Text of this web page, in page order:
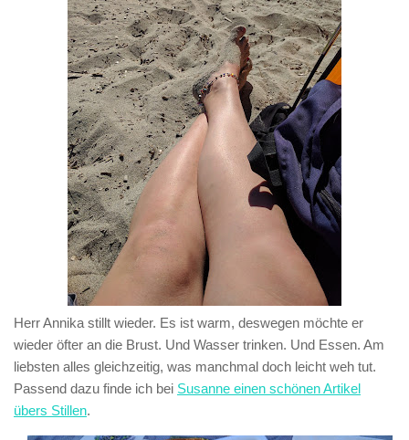
Herr Annika stillt wieder. Es ist warm, deswegen möchte er
wieder öfter an die Brust. Und Wasser trinken. Und Essen. Am
liebsten alles gleichzeitig, was manchmal doch leicht weh tut.
Passend dazu finde ich bei Susanne einen schönen Artikel
übers Stillen.